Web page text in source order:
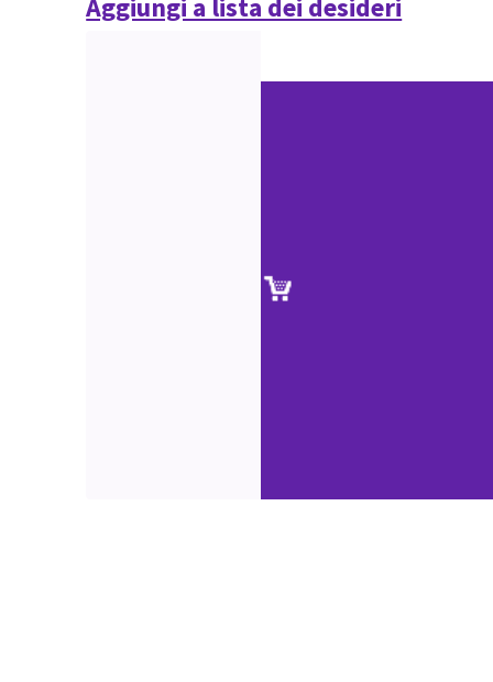
Aggiungi a lista dei desideri